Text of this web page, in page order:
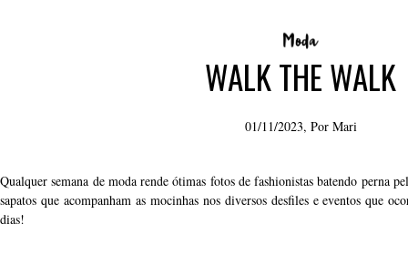
WALK THE WALK
01/11/2023, Por Mari
Qualquer semana de moda rende ótimas fotos de fashionistas batendo perna
sapatos que acompanham as mocinhas nos diversos desfiles e eventos que
dias!